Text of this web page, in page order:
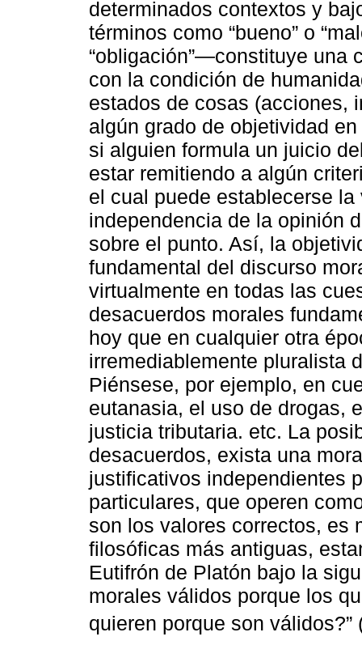
determinados contextos y
términos como “bueno” o
“obligación”―constituye una
con la condición de
estados de cosas (acciones,
algún grado de objetividad
si alguien formula un juicio
estar remitiendo a algún
el cual puede establecerse
independencia de la opinión
sobre el punto. Así, la
fundamental del discurso
virtualmente en todas las
desacuerdos morales
hoy que en cualquier otra
irremediablemente pluralista
Piénsese, por ejemplo, en
eutanasia, el uso de drogas,
justicia tributaria. etc. La
desacuerdos, exista una
justificativos independientes
particulares, que operen
son los valores correctos, es
filosóficas más antiguas,
Eutifrón de Platón bajo la
morales válidos porque los
quieren porque son válidos?”